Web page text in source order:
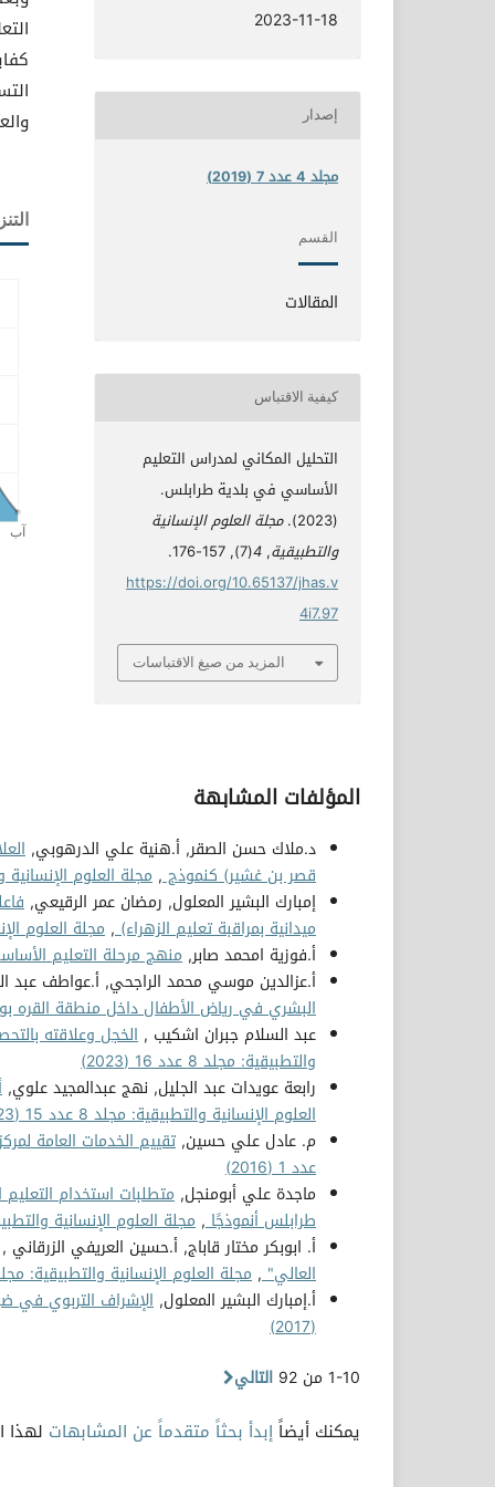
2023-11-18
إصدار
مجلد 4 عدد 7 (2019)
القسم
المقالات
كيفية الاقتباس
التحليل المكاني لمدراس التعليم
الأساسي في بلدية طرابلس.
(2023).
مجلة العلوم الإنسانية
والتطبيقية,
4
(7), 157-176.
https://doi.org/10.65137/jhas.v
4i7.97
المزيد من صيغ الاقتباسات
المؤلفات المشابهة
د.ملاك حسن الصقر, أ.هنية علي الدرهوبي,
قصر بن غشير) كنموذج, مجلة العلوم الإنسانية
إمبارك البشير المعلول, رمضان عمر الرقيعي,
ميدانية بمراقبة تعليم الزهراء), مجلة العلوم
أ.فوزية امحمد صابر, منهج مرحلة التعليم
أ.عزالدين موسي محمد الراجحي, أ.عواطف عبد
البشري في رياض الأطفال داخل منطقة القره
عبد السلام جبران اشكيب , الخجل وعلاقته
والتطبيقية: مجلد 8 عدد 16 (2023)
رابعة عويدات عبد الجليل, نهج عبدالمجيد علوي,
العلوم الإنسانية والتطبيقية: مجلد 8 عدد 15 (2023)
م. عادل علي حسين, تقييم الخدمات العامة
عدد 1 (2016)
ماجدة علي أبومنجل, متطلبات استخدام
طرابلس أنموذجًا, مجلة العلوم الإنسانية والتطبيقية:
أ. ابوبكر مختار قاباج, أ.حسين العريفي الزرقاني ,
العالي", مجلة العلوم الإنسانية والتطبيقية: مجلد 3 عدد 6
أ.إمبارك البشير المعلول, الإشراف التربوي في
(2017)
1-10 من 92
التالي
يمكنك أيضاًإبدأ بحثاً متقدماً عن المشابهات لهذا